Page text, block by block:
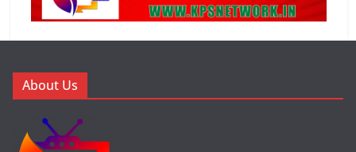
About Us